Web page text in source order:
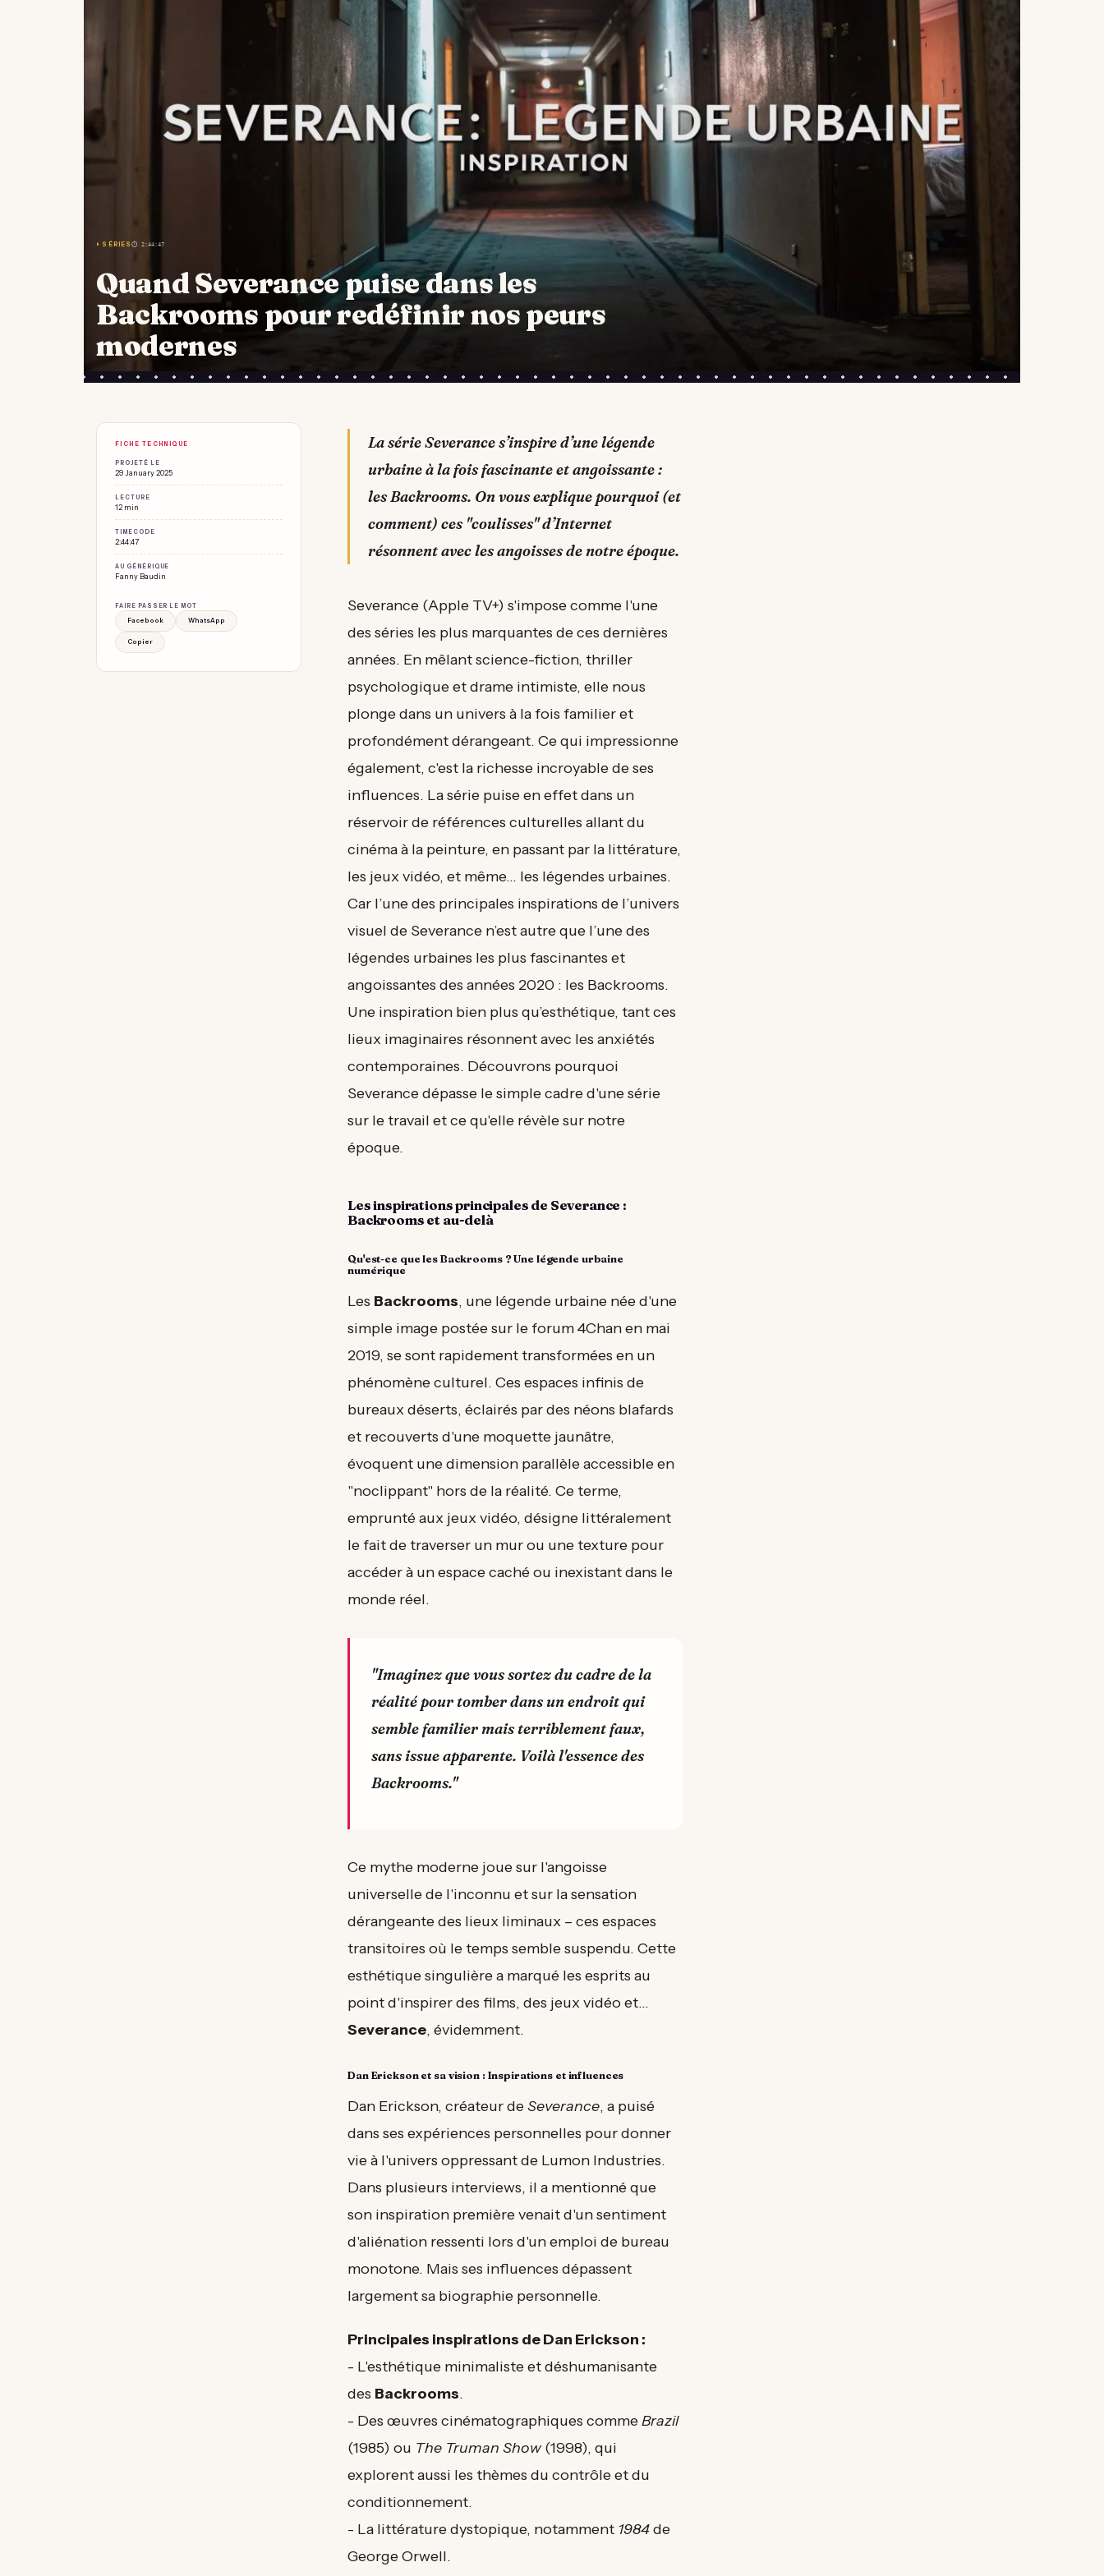
⏵ SÉRIES⏱ 2:44:47
Quand Severance puise dans les
Backrooms pour redéfinir nos peurs
modernes
FICHE TECHNIQUE
PROJETÉ LE
29 January 2025
LECTURE
12 min
TIMECODE
2:44:47
AU GÉNÉRIQUE
Fanny Baudin
FAIRE PASSER LE MOT
Facebook
WhatsApp
Copier
La série Severance s’inspire d’une légende
urbaine à la fois fascinante et angoissante :
les Backrooms. On vous explique pourquoi (et
comment) ces "coulisses" d’Internet
résonnent avec les angoisses de notre époque.
Severance (Apple TV+) s'impose comme l'une
des séries les plus marquantes de ces dernières
années. En mêlant science-fiction, thriller
psychologique et drame intimiste, elle nous
plonge dans un univers à la fois familier et
profondément dérangeant. Ce qui impressionne
également, c'est la richesse incroyable de ses
influences. La série puise en effet dans un
réservoir de références culturelles allant du
cinéma à la peinture, en passant par la littérature,
les jeux vidéo, et même… les légendes urbaines.
Car l’une des principales inspirations de l’univers
visuel de Severance n’est autre que l’une des
légendes urbaines les plus fascinantes et
angoissantes des années 2020 : les Backrooms.
Une inspiration bien plus qu’esthétique, tant ces
lieux imaginaires résonnent avec les anxiétés
contemporaines. Découvrons pourquoi
Severance dépasse le simple cadre d'une série
sur le travail et ce qu'elle révèle sur notre
époque.
Les inspirations principales de Severance :
Backrooms et au-delà
Qu'est-ce que les Backrooms ? Une légende urbaine
numérique
Les Backrooms, une légende urbaine née d'une
simple image postée sur le forum 4Chan en mai
2019, se sont rapidement transformées en un
phénomène culturel. Ces espaces infinis de
bureaux déserts, éclairés par des néons blafards
et recouverts d'une moquette jaunâtre,
évoquent une dimension parallèle accessible en
"noclippant" hors de la réalité. Ce terme,
emprunté aux jeux vidéo, désigne littéralement
le fait de traverser un mur ou une texture pour
accéder à un espace caché ou inexistant dans le
monde réel.
"Imaginez que vous sortez du cadre de la
réalité pour tomber dans un endroit qui
semble familier mais terriblement faux,
sans issue apparente. Voilà l'essence des
Backrooms."
Ce mythe moderne joue sur l'angoisse
universelle de l'inconnu et sur la sensation
dérangeante des lieux liminaux – ces espaces
transitoires où le temps semble suspendu. Cette
esthétique singulière a marqué les esprits au
point d'inspirer des films, des jeux vidéo et...
Severance, évidemment.
Dan Erickson et sa vision : Inspirations et influences
Dan Erickson, créateur deSeverance, a puisé
dans ses expériences personnelles pour donner
vie à l'univers oppressant de Lumon Industries.
Dans plusieurs interviews, il a mentionné que
son inspiration première venait d'un sentiment
d'aliénation ressenti lors d'un emploi de bureau
monotone. Mais ses influences dépassent
largement sa biographie personnelle.
Principales inspirations de Dan Erickson :
- L'esthétique minimaliste et déshumanisante
des Backrooms.
- Des œuvres cinématographiques commeBrazil
(1985) ou The Truman Show(1998), qui
explorent aussi les thèmes du contrôle et du
conditionnement.
- La littérature dystopique, notamment 1984de
George Orwell.